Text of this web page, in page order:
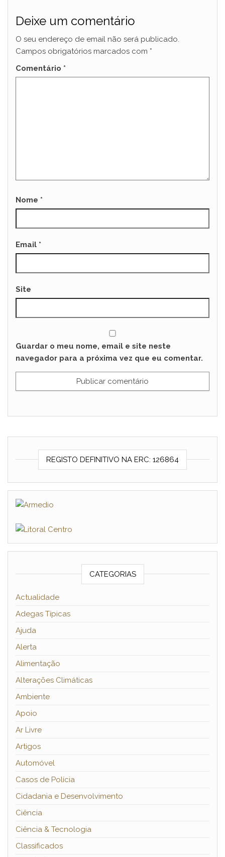
Deixe um comentário
O seu endereço de email não será publicado.
Campos obrigatórios marcados com *
Comentário *
Nome *
Email *
Site
Guardar o meu nome, email e site neste
navegador para a próxima vez que eu comentar.
REGISTO DEFINITIVO NA ERC: 126864
CATEGORIAS
Actualidade
Adegas Típicas
Ajuda
Alerta
Alimentação
Alterações Climáticas
Ambiente
Apoio
Ar Livre
Artigos
Automóvel
Casos de Polícia
Cidadania e Desenvolvimento
Ciência
Ciência & Tecnologia
Classificados